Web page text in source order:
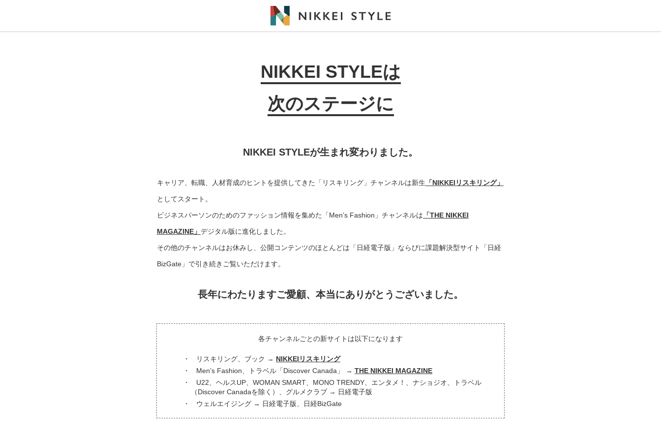
NIKKEI STYLEは
次のステージに
NIKKEI STYLEが生まれ変わりました。
キャリア、転職、人材育成のヒントを提供してきた「リスキリング」チャンネルは新生 「NIKKEIリスキリング」
としてスタート。
ビジネスパーソンのためのファッション情報を集めた「Men’s Fashion」チャンネルは 「THE NIKKEI
MAGAZINE」 デジタル版に進化しました。
その他のチャンネルはお休みし、公開コンテンツのほとんどは「日経電子版」ならびに課題解決型サイト「日経
BizGate」で引き続きご覧いただけます。
長年にわたりますご愛顧、 本当にありがとうございました。
各チャンネルごとの新サイトは以下になります
リスキリング、ブック
NIKKEIリスキリング
Men’s Fashion、トラベル「Discover Canada」
THE NIKKEI MAGAZINE
U22、ヘルスUP、WOMAN SMART、MONO TRENDY、エンタメ！、ナショジオ、トラベル
（Discover Canadaを除く）、グルメクラブ
日経電子版
ウェルエイジング
日経電子版、日経BizGate